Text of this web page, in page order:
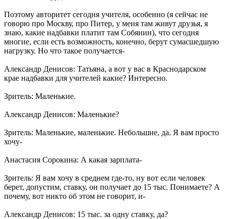
Поэтому авторитет сегодня учителя, особенно (я сейчас не
говорю про Москву, про Питер, у меня там живут друзья, я
знаю, какие надбавки платит там Собянин), что сегодня
многие, если есть возможность, конечно, берут сумасшедшую
нагрузку. Но что такое получается-
Александр Денисов: Татьяна, а вот у вас в Краснодарском
крае надбавки для учителей какие? Интересно.
Зритель: Маленькие.
Александр Денисов: Маленькие?
Зритель: Маленькие, маленькие. Небольшие, да. Я вам просто
хочу-
Анастасия Сорокина: А какая зарплата-
Зритель: Я вам хочу в среднем где-то, ну вот если человек
берет, допустим, ставку, он получает до 15 тыс. Понимаете? А
почему, вот никто об этом не говорит, и-
Александр Денисов: 15 тыс. за одну ставку, да?